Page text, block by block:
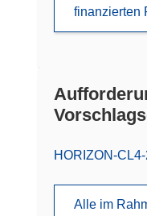
finanzierten
(öffnet in
HORIZON-
Alle im